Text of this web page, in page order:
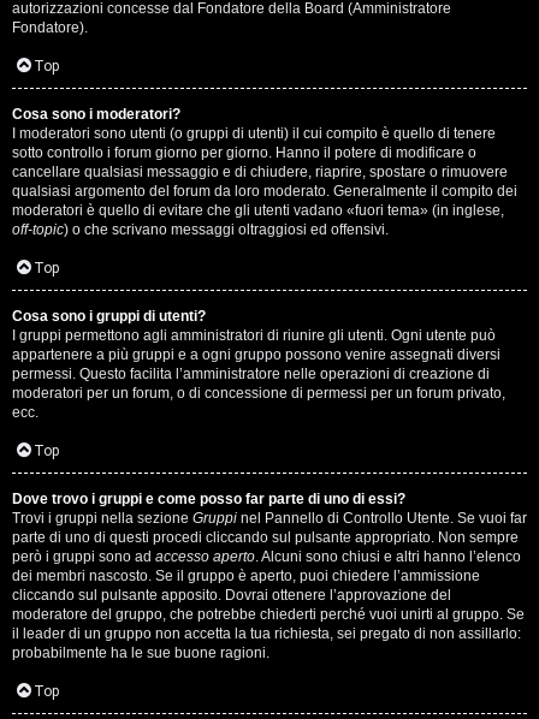
autorizzazioni concesse dal Fondatore della Board (Amministratore
Fondatore).
Top
Cosa sono i moderatori?
I moderatori sono utenti (o gruppi di utenti) il cui compito è quello di tenere
sotto controllo i forum giorno per giorno. Hanno il potere di modificare o
cancellare qualsiasi messaggio e di chiudere, riaprire, spostare o rimuovere
qualsiasi argomento del forum da loro moderato. Generalmente il compito dei
moderatori è quello di evitare che gli utenti vadano «fuori tema» (in inglese,
off-topic) o che scrivano messaggi oltraggiosi ed offensivi.
Top
Cosa sono i gruppi di utenti?
I gruppi permettono agli amministratori di riunire gli utenti. Ogni utente può
appartenere a più gruppi e a ogni gruppo possono venire assegnati diversi
permessi. Questo facilita l’amministratore nelle operazioni di creazione di
moderatori per un forum, o di concessione di permessi per un forum privato,
ecc.
Top
Dove trovo i gruppi e come posso far parte di uno di essi?
Trovi i gruppi nella sezione Gruppi nel Pannello di Controllo Utente. Se vuoi far
parte di uno di questi procedi cliccando sul pulsante appropriato. Non sempre
però i gruppi sono ad accesso aperto. Alcuni sono chiusi e altri hanno l’elenco
dei membri nascosto. Se il gruppo è aperto, puoi chiedere l’ammissione
cliccando sul pulsante apposito. Dovrai ottenere l’approvazione del
moderatore del gruppo, che potrebbe chiederti perché vuoi unirti al gruppo. Se
il leader di un gruppo non accetta la tua richiesta, sei pregato di non assillarlo:
probabilmente ha le sue buone ragioni.
Top
r
c
o
r
s
i
M
u
s
i
c
a
l
i
.
.
.